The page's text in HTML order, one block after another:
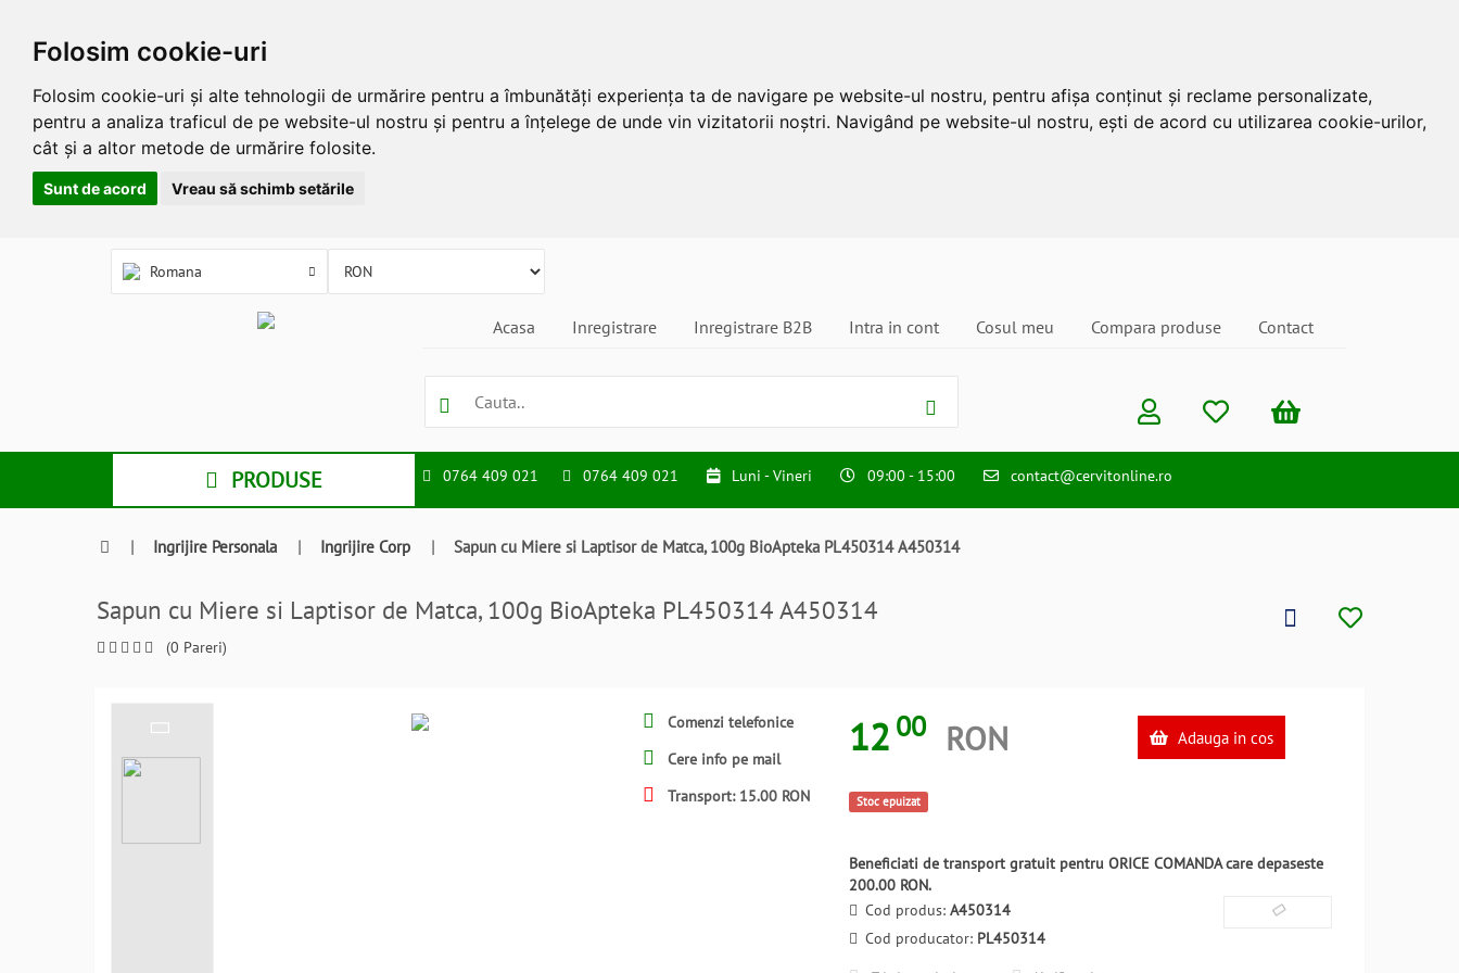
Folosim cookie-uri
Folosim cookie-uri și alte tehnologii de urmărire pentru a îmbunătăți experiența ta de navigare pe website-ul nostru, pentru afișa conținut și reclame personalizate,
pentru a analiza traficul de pe website-ul nostru și pentru a înțelege de unde vin vizitatorii noștri. Navigând pe website-ul nostru, ești de acord cu utilizarea cookie-urilor,
cât și a altor metode de urmărire folosite.
Sunt de acord Vreau să schimb setările
Romana
Acasa Inregistrare Inregistrare B2B Intra in cont Cosul meu Compara produse Contact
PRODUSE 0764 409 021 0764 409 021 Luni - Vineri 09:00 - 15:00 contact@cervitonline.ro
| Ingrijire Personala | Ingrijire Corp | Sapun cu Miere si Laptisor de Matca, 100g BioApteka PL450314 A450314
Sapun cu Miere si Laptisor de Matca, 100g BioApteka PL450314 A450314
(0 Pareri)
Comenzi telefonice
Cere info pe mail
Transport: 15.00 RON
12 00 RON Adauga in cos
Stoc epuizat
Beneficiati de transport gratuit pentru ORICE COMANDA care depaseste
200.00 RON.
Cod produs: A450314
Cod producator: PL450314